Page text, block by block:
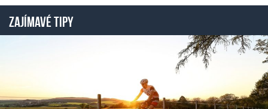
ZAJÍMAVÉ TIPY